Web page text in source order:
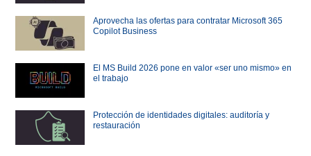
Aprovecha las ofertas para contratar Microsoft 365
Copilot Business
El MS Build 2026 pone en valor «ser uno mismo» en
el trabajo
Protección de identidades digitales: auditoría y
restauración